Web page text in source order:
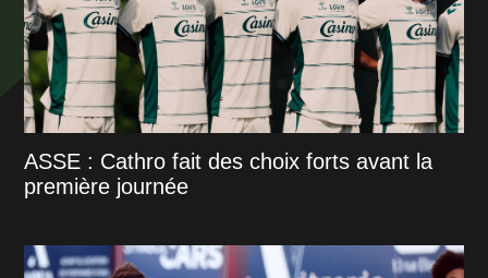
ASSE : Cathro fait des choix forts avant la
première journée